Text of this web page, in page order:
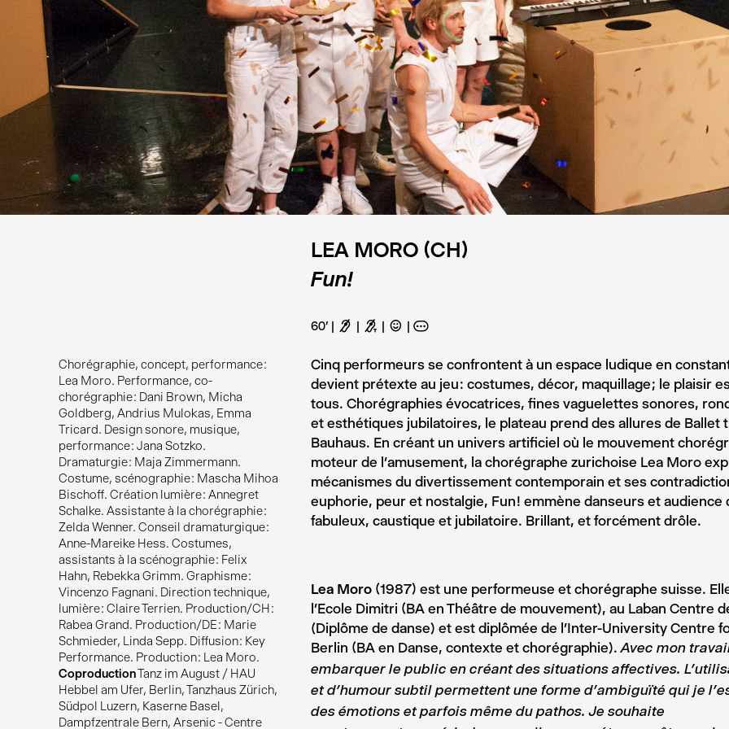
LEA MORO (CH)
Fun!
60' F G C A
Chorégraphie, concept, performance :
Lea Moro. Performance, co-
chorégraphie : Dani Brown, Micha
Goldberg, Andrius Mulokas, Emma
Tricard. Design sonore, musique,
performance : Jana Sotzko.
Dramaturgie : Maja Zimmermann.
Costume, scénographie : Mascha Mihoa
Bischoff. Création lumière : Annegret
Schalke. Assistante à la chorégraphie :
Zelda Wenner. Conseil dramaturgique :
Anne-Mareike Hess. Costumes,
assistants à la scénographie : Felix
Hahn, Rebekka Grimm. Graphisme :
Vincenzo Fagnani. Direction technique,
lumière : Claire Terrien. Production/CH :
Rabea Grand. Production/DE : Marie
Schmieder, Linda Sepp. Diffusion : Key
Performance. Production : Lea Moro.
CoproductionTanz im August / HAU
Hebbel am Ufer, Berlin, Tanzhaus Zürich,
Südpol Luzern, Kaserne Basel,
Dampfzentrale Bern, Arsenic - Centre
Cinq performeurs se confrontent à un espace ludique en
devient prétexte au jeu : costumes, décor, maquillage ; le plaisir
tous. Chorégraphies évocatrices, fines vaguelettes sonores,
et esthétiques jubilatoires, le plateau prend des allures de Ballet
Bauhaus. En créant un univers artificiel où le mouvement
moteur de l’amusement, la chorégraphe zurichoise Lea Moro
mécanismes du divertissement contemporain et ses
euphorie, peur et nostalgie, Fun ! emmène danseurs et audience
fabuleux, caustique et jubilatoire. Brillant, et forcément drôle.
Lea Moro (1987) est une performeuse et chorégraphe suisse.
l’Ecole Dimitri (BA en Théâtre de mouvement), au Laban Centre
(Diplôme de danse) et est diplômée de l’Inter-University Centre
Berlin (BA en Danse, contexte et chorégraphie).Avec mon
embarquer le public en créant des situations affectives.
et d’humour subtil permettent une forme d’ambiguïté qui je
des émotions et parfois même du pathos. Je souhaite